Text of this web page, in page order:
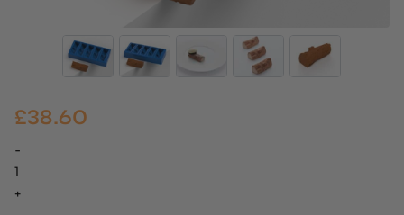
£38.60
-
Mini
Bûche
+